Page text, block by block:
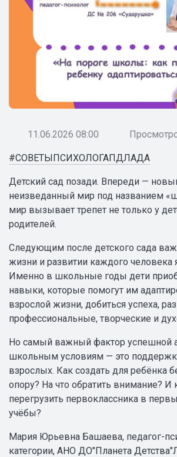
11.06.2026 08:00
#СОВЕТЫПСИХОЛОГАПДЛАДА
Детский сад позади. Впереди —
неизведанный мир под названием
мир вызывает трепет не только у
родителей.
Следующим после детского сада
жизни и развитии каждого человека
Именно в школьные годы дети
навыки, которые помогут им
взрослой жизни, добиться успеха,
профессиональные, творческие и
Но самый важный фактор успешной
школьным условиям — это
взрослых. Как создать для ребёнка
опору? На что обратить внимание? И
перегрузить первоклассника в
учёбы?
Мария Юрьевна Башаева, педагог-
категории, АНО ДО"Планета